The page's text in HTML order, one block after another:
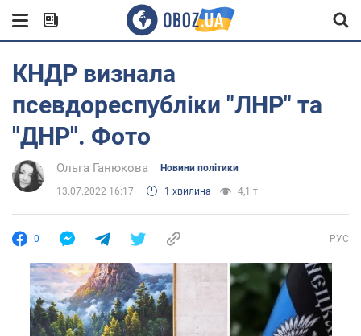
КНДР визнала
псевдореспубліки "ЛНР" та
"ДНР". Фото
Ольга Ганюкова Новини політики
13.07.2022 16:17 1 хвилина 4,1 т.
0 РУС